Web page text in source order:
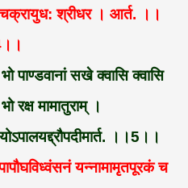
श्रीधर । आर्त. ।।
पाण्डवानां सखे क्वासि क्वासि
रक्ष मामातुराम् ।
।।5।।
यन्नामामृतपूरकं च